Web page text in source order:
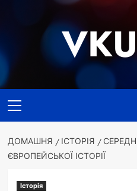
меню
ДОМАШНЯ ІСТОРІЯ
ЄВРОПЕЙСЬКОЇ ІСТОРІЇ
Історія